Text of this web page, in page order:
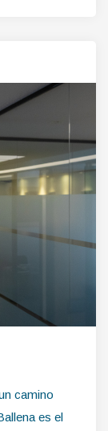
camino
es el